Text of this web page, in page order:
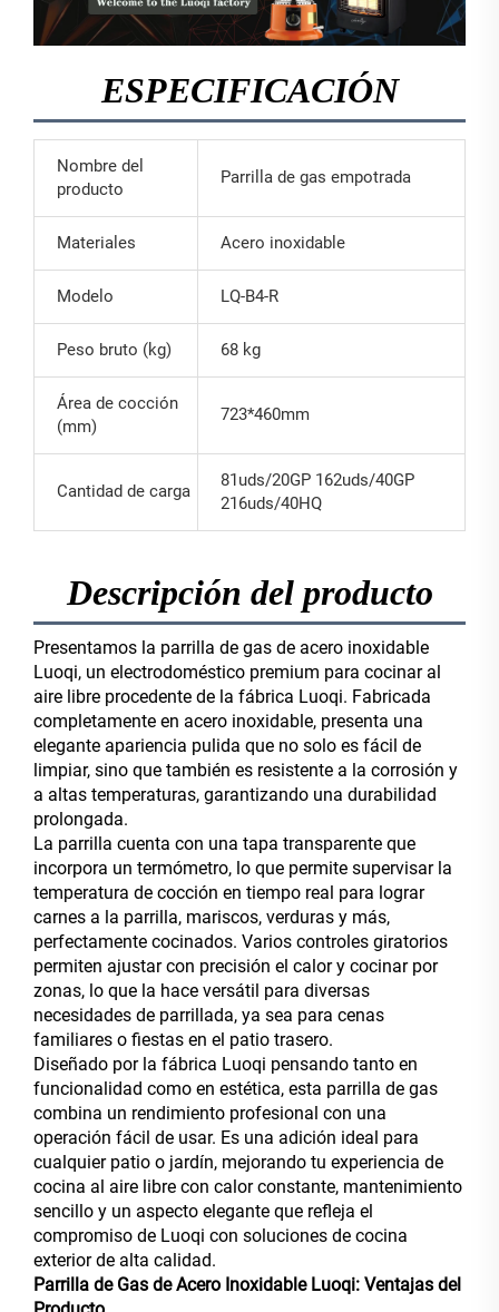
ESPECIFICACIÓN
Nombre del
producto
Parrilla de gas empotrada
Materiales Acero inoxidable
Modelo LQ-B4-R
Peso bruto (kg) 68 kg
Área de cocción
(mm)
723*460mm
Cantidad de carga
81uds/20GP 162uds/40GP
216uds/40HQ
Descripción del producto
Presentamos la parrilla de gas de acero inoxidable
Luoqi, un electrodoméstico premium para cocinar al
aire libre procedente de la fábrica Luoqi. Fabricada
completamente en acero inoxidable, presenta una
elegante apariencia pulida que no solo es fácil de
limpiar, sino que también es resistente a la corrosión y
a altas temperaturas, garantizando una durabilidad
prolongada.
La parrilla cuenta con una tapa transparente que
incorpora un termómetro, lo que permite supervisar la
temperatura de cocción en tiempo real para lograr
carnes a la parrilla, mariscos, verduras y más,
perfectamente cocinados. Varios controles giratorios
permiten ajustar con precisión el calor y cocinar por
zonas, lo que la hace versátil para diversas
necesidades de parrillada, ya sea para cenas
familiares o fiestas en el patio trasero.
Diseñado por la fábrica Luoqi pensando tanto en
funcionalidad como en estética, esta parrilla de gas
combina un rendimiento profesional con una
operación fácil de usar. Es una adición ideal para
cualquier patio o jardín, mejorando tu experiencia de
cocina al aire libre con calor constante, mantenimiento
sencillo y un aspecto elegante que refleja el
compromiso de Luoqi con soluciones de cocina
exterior de alta calidad.
Parrilla de Gas de Acero Inoxidable Luoqi: Ventajas del